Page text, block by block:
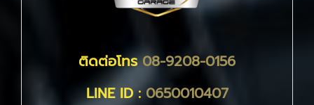
ติดต่อโทร08-9208-0156
LINE ID :0650010407